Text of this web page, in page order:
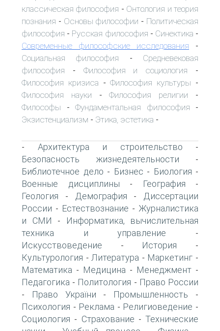
классическая философия - Онтология и теория
познания - Основы философии - Политическая
философия - Русская философия - Синектика -
Современные философские исследования -
Социальная философия - Средневековая
философия - Философия и социология -
Философия кризиса -Философия культуры -
Философия науки -Философия религии -
Философы - Фундаментальная философия -
Экзистенциализм - Этика, эстетика -
- Архитектура и строительство -
Безопасность жизнедеятельности -
Библиотечное дело - Бизнес - Биология -
Военные дисциплины - География -
Геология - Демография -
Диссертации
России - Естествознание - Журналистика
и СМИ -
Информатика, вычислительная
техника и управление -
Искусствоведение - История -
Культурология - Литература - Маркетинг -
Математика - Медицина - Менеджмент -
Педагогика - Политология - Право России
- Право України - Промышленность -
Психология - Реклама - Религиоведение -
Социология - Страхование - Технические